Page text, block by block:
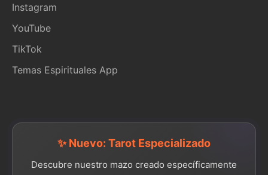
Instagram
YouTube
TikTok
Temas Espirituales App
✨ Nuevo: Tarot Especializado
Descubre nuestro mazo creado específicamente